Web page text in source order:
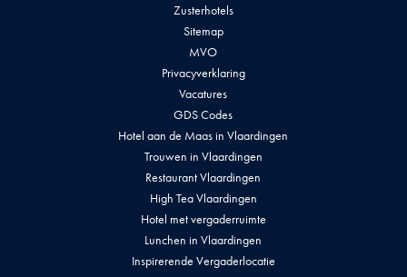
Zusterhotels
Sitemap
MVO
Privacyverklaring
Vacatures
GDS Codes
Hotel aan de Maas in Vlaardingen
Trouwen in Vlaardingen
Restaurant Vlaardingen
High Tea Vlaardingen
Hotel met vergaderruimte
Lunchen in Vlaardingen
Inspirerende Vergaderlocatie